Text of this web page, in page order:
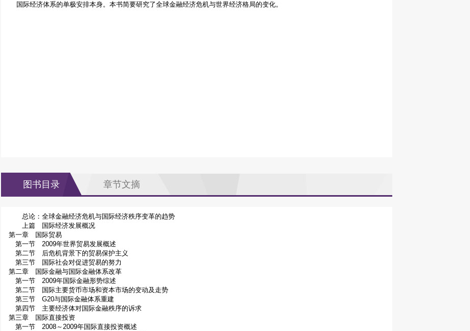
国际经济体系的单极安排本身。本书简要研究了全球金融经济危机与世界经济格局的变化。
图书目录 章节文摘
总论：全球金融经济危机与国际经济秩序变革的趋势
上篇 国际经济发展概况
第一章 国际贸易
第一节 2009年世界贸易发展概述
第二节 后危机背景下的贸易保护主义
第三节 国际社会对促进贸易的努力
第二章 国际金融与国际金融体系改革
第一节 2009年国际金融形势综述
第二节 国际主要货币市场和资本市场的变动及走势
第三节 G20与国际金融体系重建
第四节 主要经济体对国际金融秩序的诉求
第三章 国际直接投资
第一节 2008～2009年国际直接投资概述